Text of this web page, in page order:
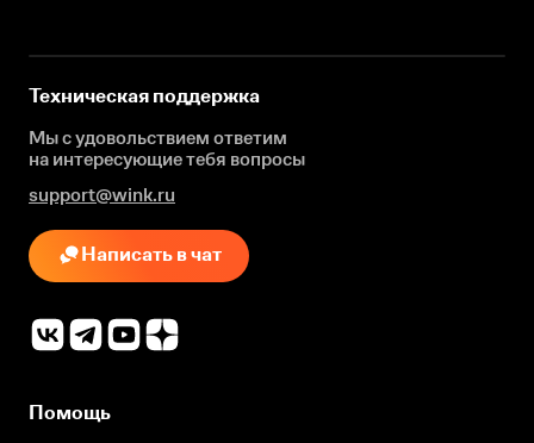
Техническая поддержка
Мы с удовольствием ответим
на интересующиетебя вопросы
support@wink.ru
Написать в чат
Помощь